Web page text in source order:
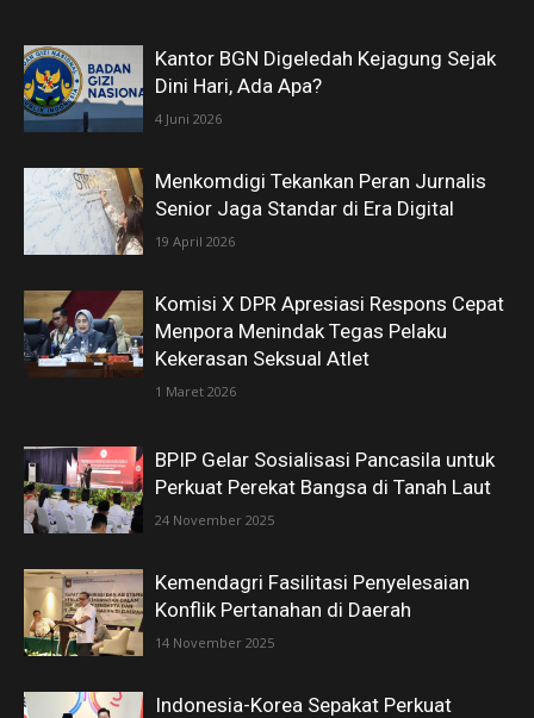
Kantor BGN Digeledah Kejagung Sejak
Dini Hari, Ada Apa?
4 Juni 2026
Menkomdigi Tekankan Peran Jurnalis
Senior Jaga Standar di Era Digital
19 April 2026
Komisi X DPR Apresiasi Respons Cepat
Menpora Menindak Tegas Pelaku
Kekerasan Seksual Atlet
1 Maret 2026
BPIP Gelar Sosialisasi Pancasila untuk
Perkuat Perekat Bangsa di Tanah Laut
24 November 2025
Kemendagri Fasilitasi Penyelesaian
Konflik Pertanahan di Daerah
14 November 2025
Indonesia-Korea Sepakat Perkuat